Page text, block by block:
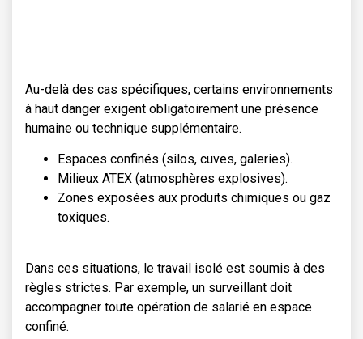
Au-delà des cas spécifiques, certains environnements
à haut danger exigent obligatoirement une présence
humaine ou technique supplémentaire.
Espaces confinés (silos, cuves, galeries).
Milieux ATEX (atmosphères explosives).
Zones exposées aux produits chimiques ou gaz
toxiques.
Dans ces situations, le travail isolé est soumis à des
règles strictes. Par exemple, un surveillant doit
accompagner toute opération de salarié en espace
confiné.